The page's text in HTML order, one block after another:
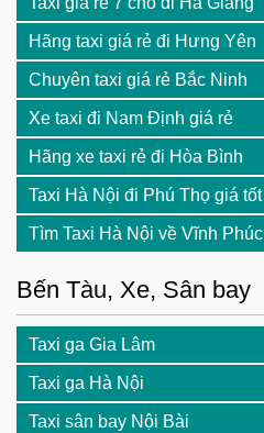
Hãng taxi giá rẻ đi Hưng Yên
Chuyên taxi giá rẻ Bắc Ninh
Xe taxi đi Nam Định giá rẻ
Hãng xe taxi rẻ đi Hòa Bình
Taxi Hà Nội đi Phú Thọ giá tốt
Tìm Taxi Hà Nội về Vĩnh Phúc
Bến Tàu, Xe, Sân bay
Taxi ga Gia Lâm
Taxi ga Hà Nội
Taxi sân bay Nội Bài